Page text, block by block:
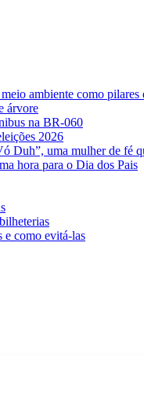
ambiente como pilares
árvore
na BR-060
2026
Duh”, uma mulher de fé
hora para o Dia dos Pais
e como evitá-las